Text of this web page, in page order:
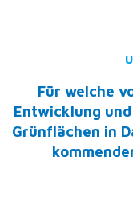
Für welche
Entwicklung
Grünflächen in